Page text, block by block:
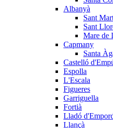
Albanyà
Sant
Sant
Mare de
Capmany
Santa
Castelló
Espolla
L'Escala
Figueres
Garriguella
Fortià
Lladó
Llançà